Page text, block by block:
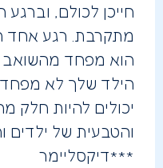
חייכן לכולם,
מתקרבת. רגע אחד
הוא מפחד
הילד שלך לא
יכולים להיות חלק
והטבעית של ילדים
***דיקסליימר